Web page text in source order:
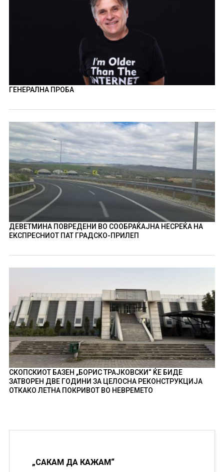
ГЕНЕРАЛНА ПРОБА
ДЕВЕТМИНА ПОВРЕДЕНИ ВО СООБРАЌАЈНА НЕСРЕЌА НА
ЕКСПРЕСНИОТ ПАТ ГРАДСКО-ПРИЛЕП
СКОПСКИОТ БАЗЕН „БОРИС ТРАЈКОВСКИ“ ЌЕ БИДЕ
ЗАТВОРЕН ДВЕ ГОДИНИ ЗА ЦЕЛОСНА РЕКОНСТРУКЦИЈА
ОТКАКО ЛЕТНА ПОКРИВОТ ВО НЕВРЕМЕТО
„САКАМ ДА КАЖАМ“